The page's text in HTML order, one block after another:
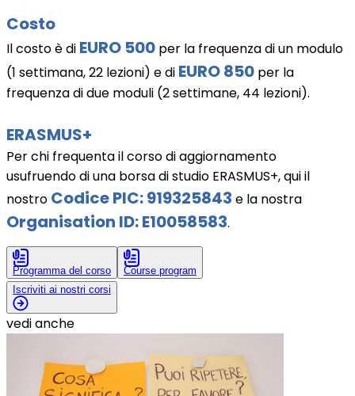
Costo
Il costo è di EURO 500 per la frequenza di un modulo
(1 settimana, 22 lezioni) e di EURO 850 per la
frequenza di due moduli (2 settimane, 44 lezioni).
ERASMUS+
Per chi frequenta il corso di aggiornamento
usufruendo di una borsa di studio ERASMUS+, qui il
nostro Codice PIC: 919325843 e la nostra
Organisation ID: E10058583.
Programma del corso
Course program
Iscriviti ai nostri corsi
vedi anche